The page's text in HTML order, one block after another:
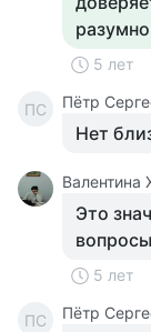
5 лет
ПС Пётр
Нет
Валентина
Это
5 лет
ПС Пётр